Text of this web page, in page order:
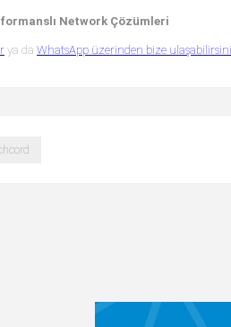
Network Çözümleri
ya da WhatsApp üzerinden bize